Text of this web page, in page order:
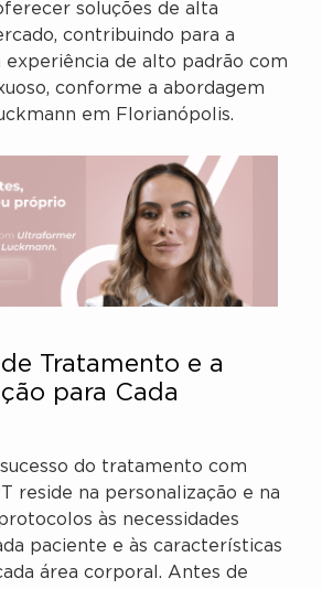
soluções de alta
contribuindo para a
experiência de alto padrão com
conforme a abordagem
em Florianópolis.
Tratamento e a
para Cada
do tratamento com
reside na personalização e na
às necessidades
paciente e às características
área corporal. Antes de